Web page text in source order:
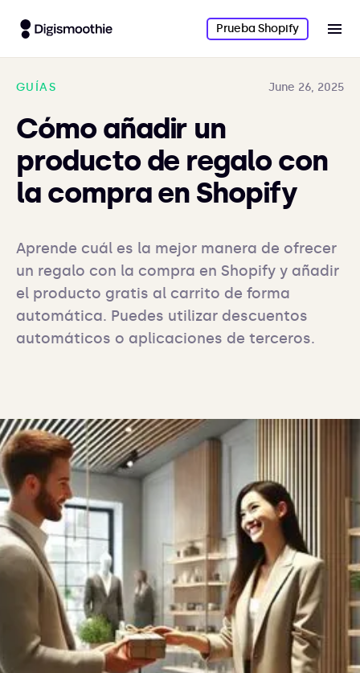
Prueba Shopify
GUÍAS June 26, 2025
Cómo añadir un
producto de regalo con
la compra en Shopify
Aprende cuál es la mejor manera de ofrecer
un regalo con la compra en Shopify y añadir
el producto gratis al carrito de forma
automática. Puedes utilizar descuentos
automáticos o aplicaciones de terceros.